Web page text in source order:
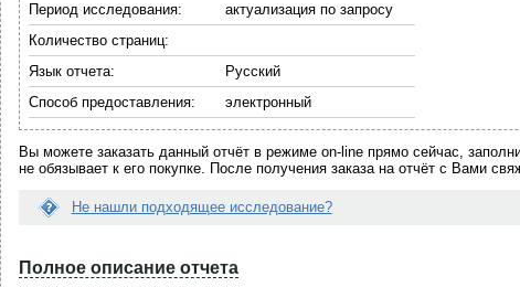
найти нужное мне исследование...
Период исследования:
актуализация по запросу
Количество страниц:
Язык отчета:
Русский
Способ предоставления:
электронный
Вы можете заказать данный отчёт в режиме on-line прямо сейчас,
не обязывает к его покупке. После получения заказа на отчёт с Вами
Не нашли подходящее исследование?
л
Полное описание отчета